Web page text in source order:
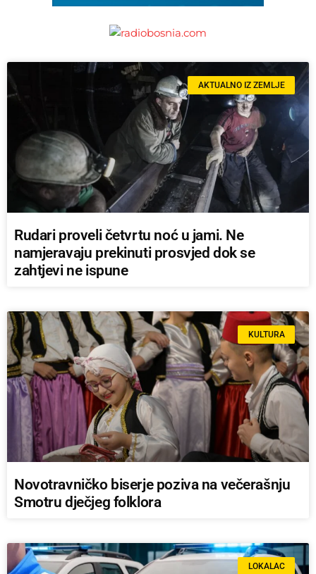
AKTUALNO IZ ZEMLJE
Rudari proveli četvrtu noć u jami. Ne
namjeravaju prekinuti prosvjed dok se
zahtjevi ne ispune
KULTURA
Novotravničko biserje poziva na večerašnju
Smotru dječjeg folklora
LOKALAC